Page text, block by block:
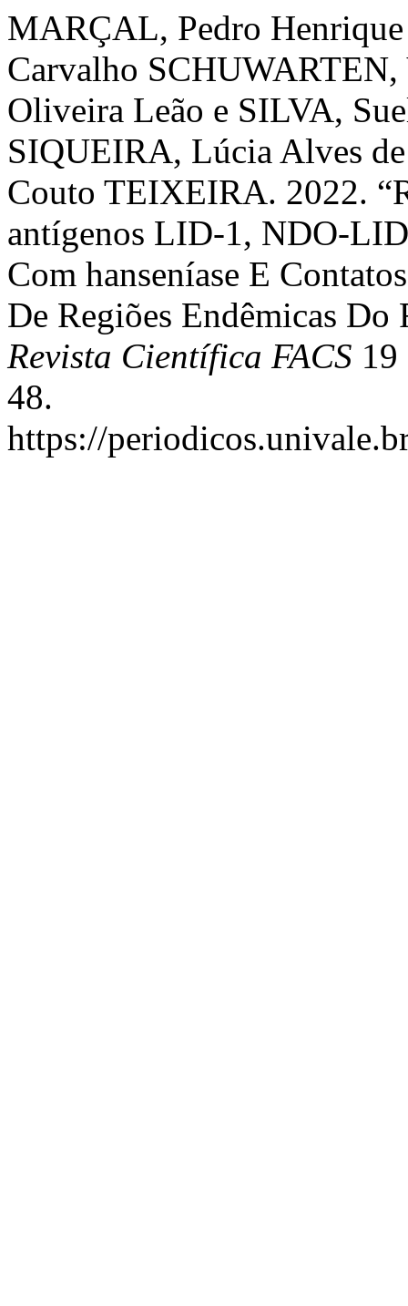
MARÇAL, Pedro
Carvalho
Oliveira Leão e SILVA,
SIQUEIRA, Lúcia Alves
Couto TEIXEIRA. 2022.
antígenos LID-1, NDO-
Com hanseníase E
De Regiões Endêmicas
Revista Científica FACS 19
48.
https://